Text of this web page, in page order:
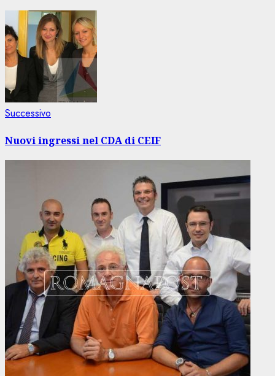
Successivo
Nuovi ingressi nel CDA di CEIF